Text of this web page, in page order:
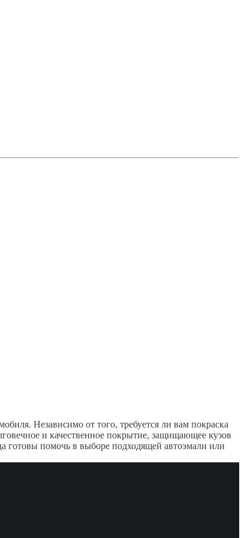
Независимо от того, требуется ли вам покраска
и качественное покрытие, защищающее кузов
готовы помочь в выборе подходящей автоэмали или